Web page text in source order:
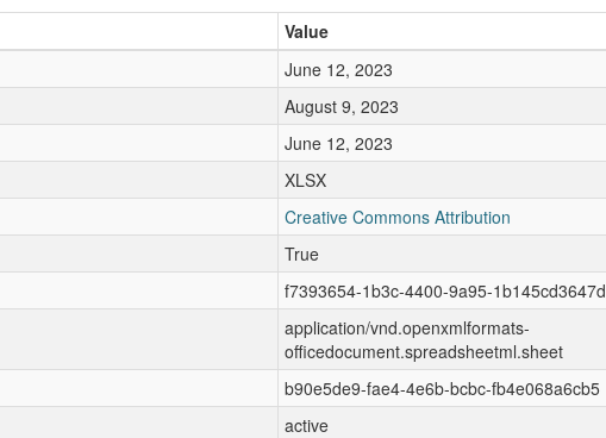
Value
June 12, 2023
August 9, 2023
June 12, 2023
XLSX
Creative Commons Attribution
True
f7393654-1b3c-4400-9a95-1b145cd3647d
application/vnd.openxmlformats-
officedocument.spreadsheetml.sheet
b90e5de9-fae4-4e6b-bcbc-fb4e068a6cb5
active